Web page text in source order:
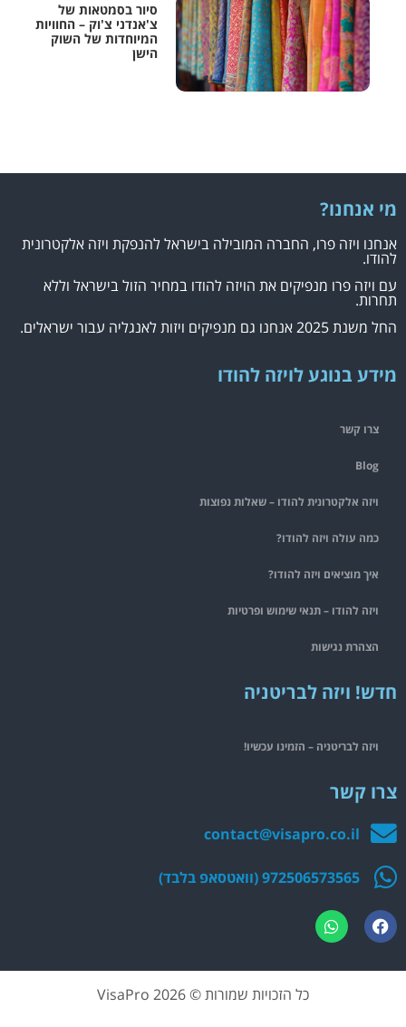
סיור בסמטאות של
צ'אנדני צ'וק – החוויות
המיוחדות של השוק
הישן
מי אנחנו?
אנחנו ויזה פרו, החברה המובילה בישראל להנפקת ויזה אלקטרונית
להודו.
עם ויזה פרו מנפיקים את הויזה להודו במחיר הזול בישראל וללא
תחרות.
החל משנת 2025 אנחנו גם מנפיקים ויזות לאנגליה עבור ישראלים.
מידע בנוגע לויזה להודו
צרו קשר
Blog
ויזה אלקטרונית להודו – שאלות נפוצות
כמה עולה ויזה להודו?
איך מוציאים ויזה להודו?
ויזה להודו – תנאי שימוש ופרטיות
הצהרת נגישות
חדש! ויזה לבריטניה
ויזה לבריטניה – הזמינו עכשיו!
צרו קשר
contact@visapro.co.il
972506573565 (וואטסאפ בלבד)
כל הזכויות שמורות © 2026 VisaPro